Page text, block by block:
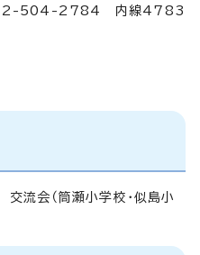
504-2784 内線4783
流会（筒瀬小学校・似島小